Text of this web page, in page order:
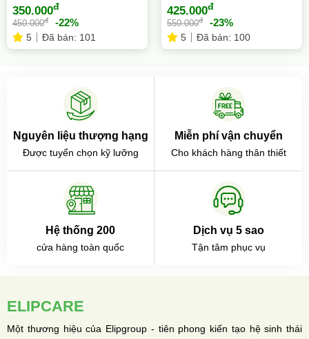
350.000đ
450.000đ -22%
5 Đã bán: 101
425.000đ
550.000đ -23%
5 Đã bán: 100
Nguyên liệu thượng hạng
Được tuyển chọn kỹ lưỡng
Miễn phí vận chuyển
Cho khách hàng thân thiết
Hệ thống 200
cửa hàng toàn quốc
Dịch vụ 5 sao
Tận tâm phục vụ
ELIPCARE
Một thương hiệu của Elipgroup - tiên phong kiến tạo hệ sinh thái